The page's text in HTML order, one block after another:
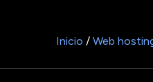
Inicio / Web